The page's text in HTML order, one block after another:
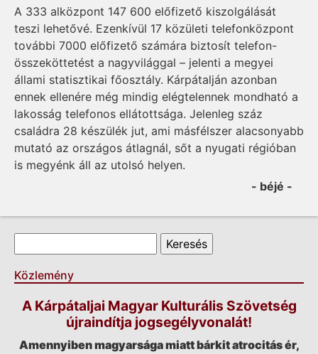
A 333 alközpont 147 600 előfizető kiszolgálását
teszi lehetővé. Ezenkívül 17 kö­zületi telefonközpont
további 7000 előfizető számára biztosít telefon-
összeköttetést a nagyvilággal – jelenti a megyei
állami statisztikai főosztály. Kár­pát­al­ján azonban
ennek ellenére még mindig elégtelennek mond­­ható a
lakosság telefonos ellátottsága. Jelenleg száz
családra 28 készülék jut, ami másfélszer alacsonyabb
mutató az országos átlagnál, sőt a nyugati régióban
is megyénk áll az utolsó helyen.
- béjé -
Keresés űrlap
Közlemény
A Kárpátaljai Magyar Kulturális Szövetség
újraindítja jogsegélyvonalát!
Amennyiben magyarsága miatt bárkit atrocitás ér,